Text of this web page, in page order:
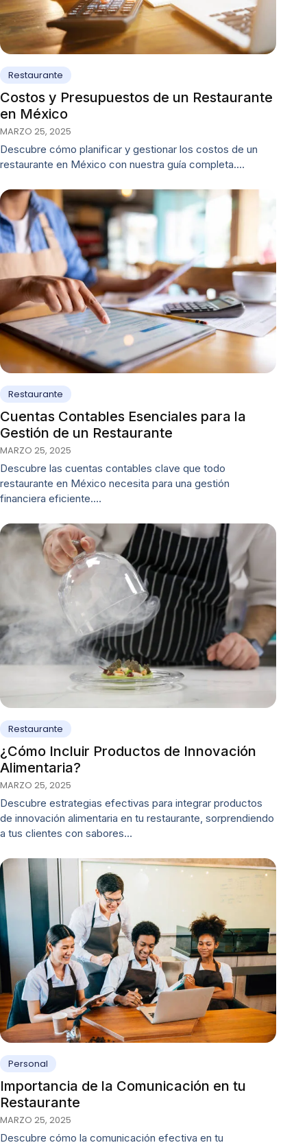
Restaurante
Costos y Presupuestos de un Restaurante
en México
MARZO 25, 2025
Descubre cómo planificar y gestionar los costos de un
restaurante en México con nuestra guía completa.…
Restaurante
Cuentas Contables Esenciales para la
Gestión de un Restaurante
MARZO 25, 2025
Descubre las cuentas contables clave que todo
restaurante en México necesita para una gestión
financiera eficiente.…
Restaurante
¿Cómo Incluir Productos de Innovación
Alimentaria?
MARZO 25, 2025
Descubre estrategias efectivas para integrar productos
de innovación alimentaria en tu restaurante, sorprendiendo
a tus clientes con sabores…
Personal
Importancia de la Comunicación en tu
Restaurante
MARZO 25, 2025
Descubre cómo la comunicación efectiva en tu